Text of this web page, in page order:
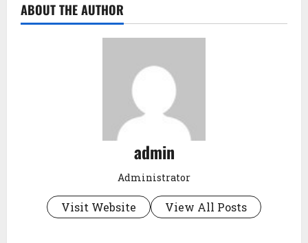
ABOUT THE AUTHOR
admin
Administrator
Visit Website View All Posts